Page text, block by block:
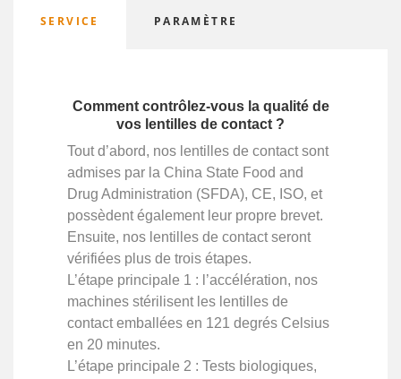
SERVICE PARAMÈTRE
Comment contrôlez-vous la qualité de
vos lentilles de contact ?
Tout d’abord, nos lentilles de contact sont
admises par la China State Food and
Drug Administration (SFDA), CE, ISO, et
possèdent également leur propre brevet.
Ensuite, nos lentilles de contact seront
vérifiées plus de trois étapes.
L’étape principale 1 : l’accélération, nos
machines stérilisent les lentilles de
contact emballées en 121 degrés Celsius
en 20 minutes.
L’étape principale 2 : Tests biologiques,